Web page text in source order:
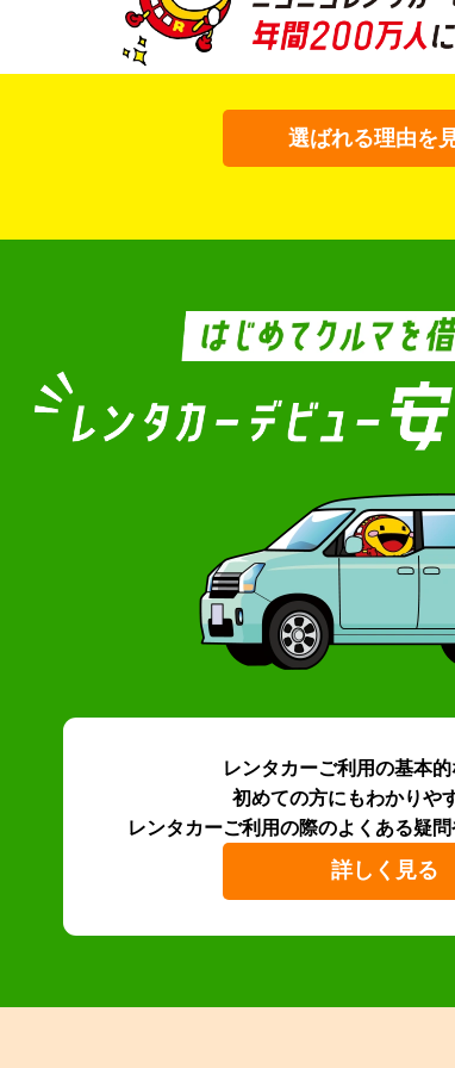
選ばれる理由を
レンタカーご利用の基本
初めての方にもわかりや
レンタカーご利用の際のよくある疑問
詳しく見る